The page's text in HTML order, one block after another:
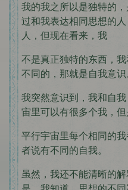
我的我之所以是独特的
过和我表达相同思想的
人，但现在看来，我
不是真正独特的东西，
不同的，那就是自我意识
我突然意识到，我和自
宙里可以有很多个我，但
平行宇宙里每个相同的
者说有不同的自我。
虽然，我还不能清晰的